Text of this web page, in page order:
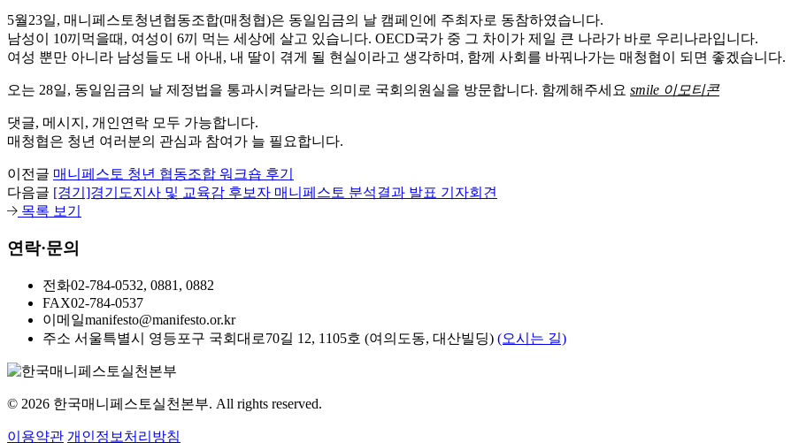
5월23일, 매니페스토청년협동조합(매청협)은 동일임금의 날 캠페인에 주최자로 동참하였습니다.
남성이 10끼먹을때, 여성이 6끼 먹는 세상에 살고 있습니다. OECD국가 중 그 차이가 제일 큰 나라가 바로 우리나라입니다.
여성 뿐만 아니라 남성들도 내 아내, 내 딸이 겪게 될 현실이라고 생각하며, 함께 사회를 바꿔나가는 매청협이 되면 좋겠습니다.
오는 28일, 동일임금의 날 제정법을 통과시켜달라는 의미로 국회의원실을 방문합니다. 함께해주세요 smile 이모티콘
댓글, 메시지, 개인연락 모두 가능합니다.
매청협은 청년 여러분의 관심과 참여가 늘 필요합니다.
이전글 매니페스토 청년 협동조합 워크숍 후기
다음글 [경기]경기도지사 및 교육감 후보자 매니페스토 분석결과 발표 기자회견
목록 보기
연락·문의
전화02-784-0532, 0881, 0882
FAX02-784-0537
이메일manifesto@manifesto.or.kr
주소 서울특별시 영등포구 국회대로70길 12, 1105호 (여의도동, 대산빌딩) (오시는 길)
© 2026 한국매니페스토실천본부. All rights reserved.
이용약관 개인정보처리방침